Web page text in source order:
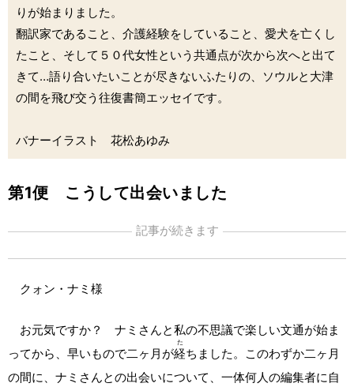
りが始まりました。
翻訳家であること、介護経験をしていること、愛犬を亡くし
たこと、そして５０代女性という共通点が次から次へと出て
きて…語り合いたいことが尽きないふたりの、ソウルと大津
の間を飛び交う往復書簡エッセイです。
バナーイラスト 花松あゆみ
第1便 こうして出会いました
記事が続きます
クォン・ナミ様
お元気ですか？ ナミさんと私の不思議で楽しい文通が始ま
ってから、早いもので二ヶ月が経
た
ちました。このわずか二ヶ月
の間に、ナミさんとの出会いについて、一体何人の編集者に自